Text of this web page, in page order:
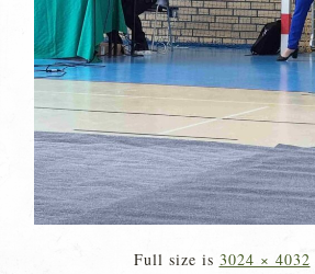
Full size is 3024 × 4032